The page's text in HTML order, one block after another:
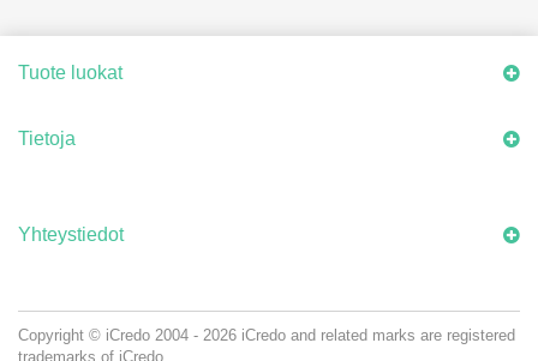
Tuote luokat
Tietoja
Yhteystiedot
Copyright © iCredo 2004 - 2026 iCredo and related marks are registered
trademarks of iCredo